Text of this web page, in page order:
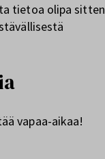
tietoa olipa sitten
vapaa-aikaa!